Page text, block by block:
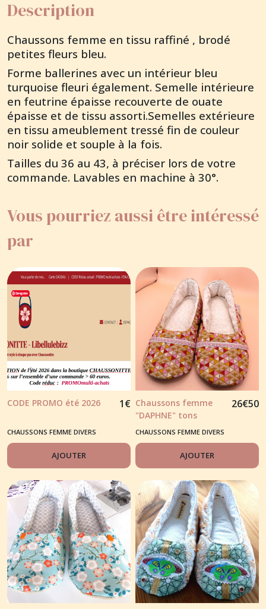
Description
Chaussons femme en tissu raffiné , brodé
petites fleurs bleu.
Forme ballerines avec un intérieur bleu
turquoise fleuri également. Semelle intérieure
en feutrine épaisse recouverte de ouate
épaisse et de tissu assorti.Semelles extérieure
en tissu ameublement tressé fin de couleur
noir solide et souple à la fois.
Tailles du 36 au 43, à préciser lors de votre
commande. Lavables en machine à 30°.
Vous pourriez aussi être intéressé
par
CODE PROMO été 2026 1€
CHAUSSONS FEMME DIVERS
AJOUTER
Chaussons femme
"DAPHNE" tons
rouge/rose/jaune
26€50
CHAUSSONS FEMME DIVERS
AJOUTER